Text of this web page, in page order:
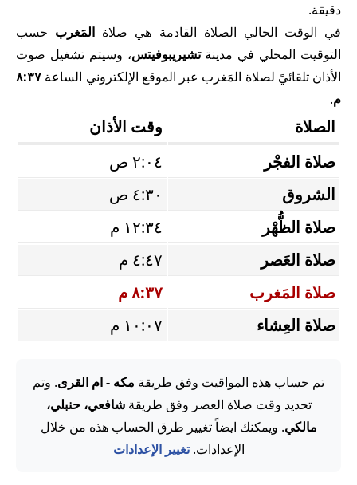
دقيقة.
في الوقت الحالي الصلاة القادمة هي صلاة المَغرب حسب
التوقيت المحلي في مدينةتشيريبوفيتس، وسيتم تشغيل صوت
الأذان تلقائيً لصلاة المَغرب عبر الموقع الإلكتروني الساعة ٨:٣٧
م.
الصلاة
وقت الأذان
صلاة الفجْر
٢:٠٤ ص
الشروق
٤:٣٠ ص
صلاة الظُّهْر
١٢:٣٤ م
صلاة العَصر
٤:٤٧ م
صلاة المَغرب
٨:٣٧ م
صلاة العِشاء
١٠:٠٧ م
تم حساب هذه المواقيت وفق طريقة مكه - ام القرى. وتم
تحديد وقت صلاة العصر وفق طريقةشافعي، حنبلي،
مالكي. ويمكنك ايضاً تغيير طرق الحساب هذه من خلال
الإعدادات.تغيير الإعدادات